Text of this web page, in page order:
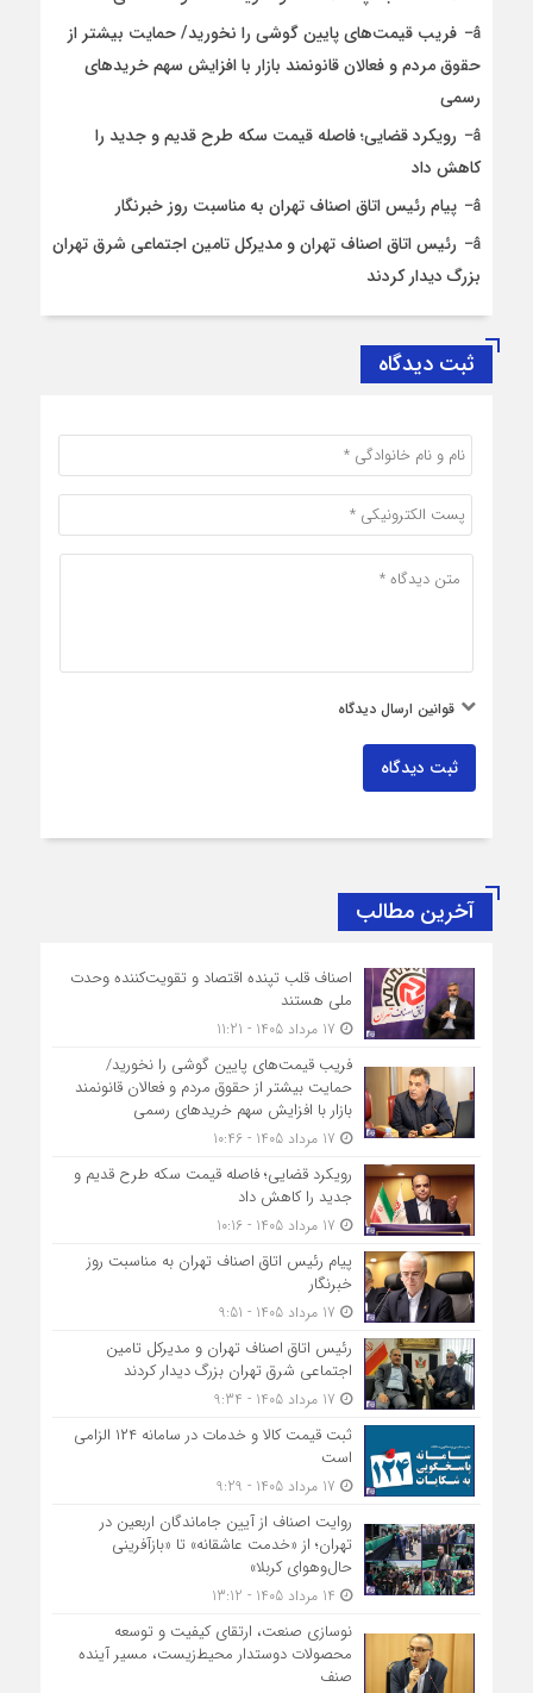
فریب قیمت‌های پایین گوشی را نخورید/ حمایت بیشتر از
حقوق مردم و فعالان قانونمند بازار با افزایش سهم خریدهای
رسمی
رویکرد قضایی؛ فاصله قیمت سکه طرح قدیم و جدید را
کاهش داد
پیام رئیس اتاق اصناف تهران به مناسبت روز خبرنگار
رئیس اتاق اصناف تهران و مدیرکل تامین اجتماعی شرق تهران
بزرگ دیدار کردند
ثبت دیدگاه
قوانین ارسال دیدگاه
ثبت دیدگاه
آخرین مطالب
اصناف قلب تپنده اقتصاد و تقویت‌کننده وحدت
ملی هستند
فریب قیمت‌های پایین گوشی را نخورید/
حمایت بیشتر از حقوق مردم و فعالان قانونمند
بازار با افزایش سهم خریدهای رسمی
رویکرد قضایی؛ فاصله قیمت سکه طرح قدیم و
جدید را کاهش داد
پیام رئیس اتاق اصناف تهران به مناسبت روز
خبرنگار
رئیس اتاق اصناف تهران و مدیرکل تامین
اجتماعی شرق تهران بزرگ دیدار کردند
ثبت قیمت کالا و خدمات در سامانه ۱۲۴ الزامی
است
روایت اصناف از آیین جاماندگان اربعین در
تهران؛ از «خدمت عاشقانه» تا «بازآفرینی
حال‌وهوای کربلا»
نوسازی صنعت، ارتقای کیفیت و توسعه
محصولات دوستدار محیط‌زیست، مسیر آینده
صنف